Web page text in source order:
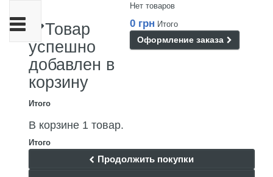
Нет товаров
0 грн Итого
Оформление заказа
Товар
успешно
добавлен в
корзину
Итого
В корзине 1 товар.
Итого
Продолжить покупки
Переключить
навигации